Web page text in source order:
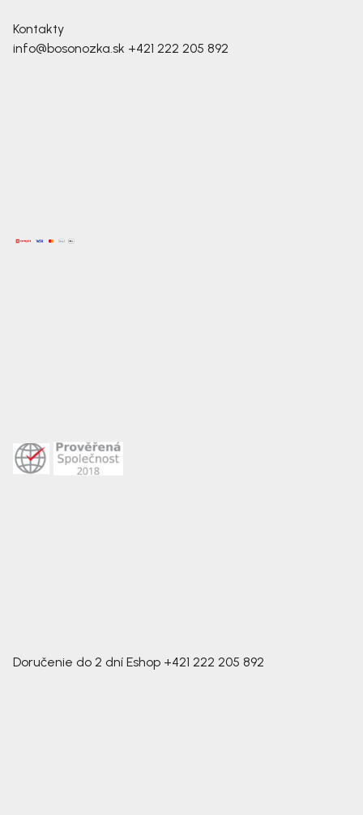
Kontakty
info@bosonozka.sk +421 222 205 892
Doručenie do 2 dní Eshop +421 222 205 892